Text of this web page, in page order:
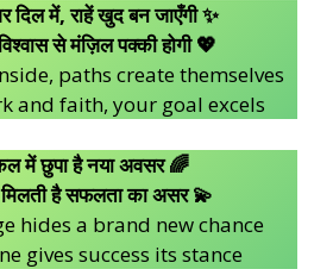
दिल में, राहें खुद बन जाएँगी ✨
से मंज़िल पक्की होगी 💖
paths create themselves
and faith, your goal excels
में छुपा है नया अवसर 🌈
है सफलता का असर 💫
hides a brand new chance
gives success its stance